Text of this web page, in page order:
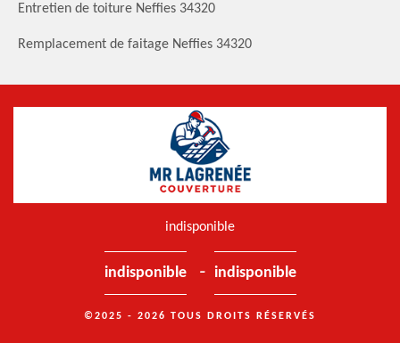
Entretien de toiture Neffies 34320
Remplacement de faitage Neffies 34320
indisponible
indisponible - indisponible
©2025 - 2026 TOUS DROITS RÉSERVÉS